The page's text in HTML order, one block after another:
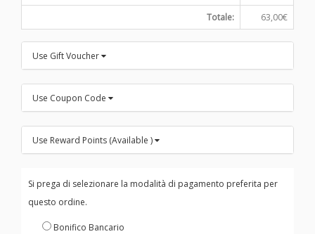
Totale:
63,00€
Use Gift Voucher
Use Coupon Code
Use Reward Points (Available )
Si prega di selezionare la modalità di pagamento preferita per
questo ordine.
Bonifico Bancario